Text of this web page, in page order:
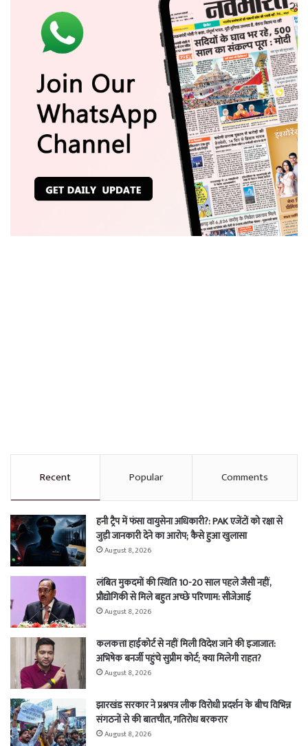
Recent Popular Comments
हनी ट्रैप में फंसा वायुसेना अधिकारी?: PAK एजेंटों को रक्षा से
जुड़ी जानकारी देने का आरोप; कैसे हुआ खुलासा
August 8, 2026
लंबित मुकदमों की स्थिति 10-20 साल पहले जैसी नहीं,
प्रौद्योगिकी से मिले बहुत अच्छे परिणाम: सीजेआई
August 8, 2026
कलकत्ता हाईकोर्ट से नहीं मिली विदेश जाने की इजाजात:
अभिषेक बनर्जी पहुंचे सुप्रीम कोर्ट; क्या मिलेगी राहत?
August 8, 2026
झारखंड सरकार ने प्रश्नपत्र लीक विरोधी प्रदर्शन के बीच विभिन्न
संगठनों से की बातचीत, गतिरोध बरकरार
August 8, 2026